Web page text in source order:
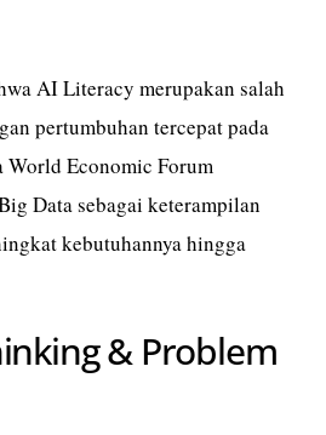
AI Literacy merupakan salah
pertumbuhan tercepat pada
World Economic Forum
Data sebagai keterampilan
kebutuhannya hingga
& Problem